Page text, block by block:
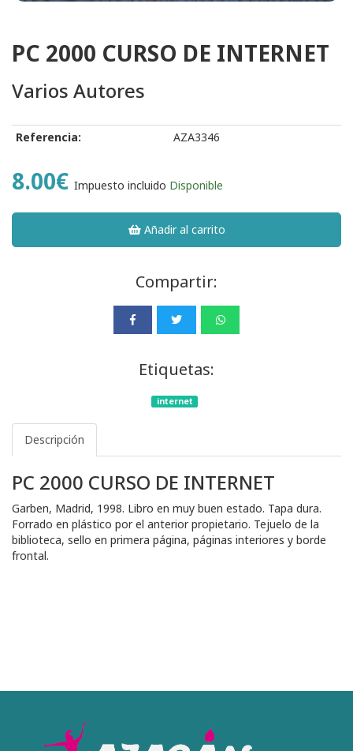
PC 2000 CURSO DE INTERNET
Varios Autores
Referencia: AZA3346
8.00€ Impuesto incluido Disponible
Añadir al carrito
Compartir:
Etiquetas:
internet
Descripción
PC 2000 CURSO DE INTERNET
Garben, Madrid, 1998. Libro en muy buen estado. Tapa dura.
Forrado en plástico por el anterior propietario. Tejuelo de la
biblioteca, sello en primera página, páginas interiores y borde
frontal.